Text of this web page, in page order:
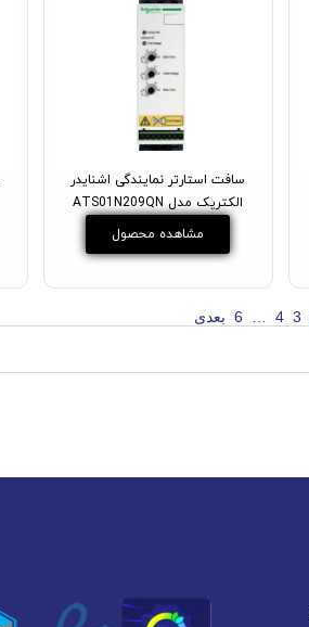
سافت استارتر نمایندگی اشنایدر
الکتریک مدل ATS01N209QN
مشاهده محصول
3
4
6 بعدی